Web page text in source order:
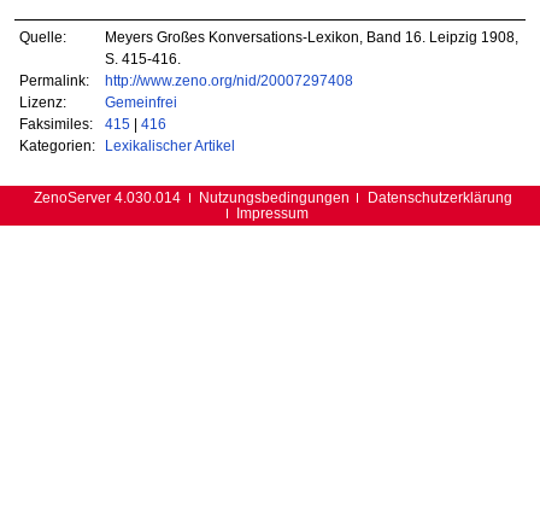
Quelle:
Meyers Großes Konversations-Lexikon, Band 16. Leipzig 1908,
S. 415-416.
Permalink:
http://www.zeno.org/nid/20007297408
Lizenz:
Gemeinfrei
Faksimiles:
415| 416
Kategorien:
Lexikalischer Artikel
ZenoServer 4.030.014 Nutzungsbedingungen
Datenschutzerklärung
Impressum